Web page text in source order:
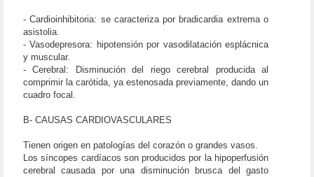
- Cardioinhibitoria: se caracteriza por bradicardia extrema o
asistolia.
- Vasodepresora: hipotensión por vasodilatación esplácnica
y muscular.
- Cerebral: Disminución del riego cerebral producida al
comprimir la carótida, ya estenosada previamente, dando un
cuadro focal.
B- CAUSAS CARDIOVASCULARES
Tienen origen en patologías del corazón o grandes vasos.
Los síncopes cardíacos son producidos por la hipoperfusión
cerebral causada por una disminución brusca del gasto